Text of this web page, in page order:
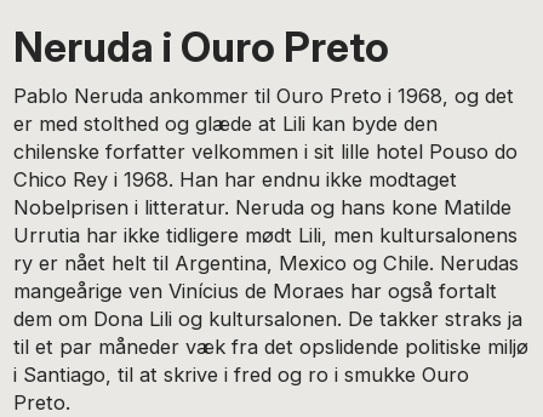
Neruda i Ouro Preto
Pablo Neruda ankommer til Ouro Preto i 1968, og det
er med stolthed og glæde at Lili kan byde den
chilenske forfatter velkommen i sit lille hotel Pouso do
Chico Rey i 1968. Han har endnu ikke modtaget
Nobelprisen i litteratur. Neruda og hans kone Matilde
Urrutia har ikke tidligere mødt Lili, men kultursalonens
ry er nået helt til Argentina, Mexico og Chile. Nerudas
mangeårige ven Vinícius de Moraes har også fortalt
dem om Dona Lili og kultursalonen. De takker straks ja
til et par måneder væk fra det opslidende politiske miljø
i Santiago, til at skrive i fred og ro i smukke Ouro
Preto.